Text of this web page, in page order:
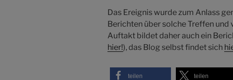
Das Ereignis wurde zum Anlass
Berichten über solche Treffen und
Auftakt bildet daher auch ein
hier!), das Blog selbst findet sich
teilen teilen